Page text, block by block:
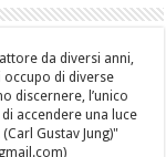
da diversi anni,
di diverse
discernere, l’unico
accendere una luce
Gustav Jung)"